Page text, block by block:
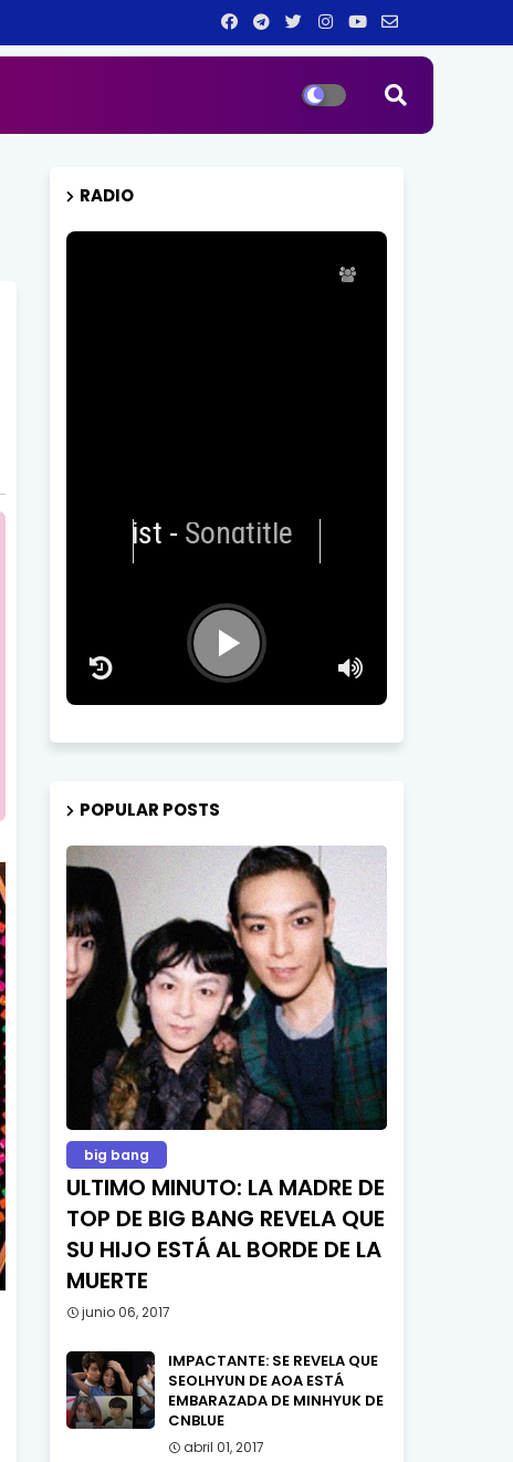
RADIO
Songtitle
POPULAR POSTS
big bang
ULTIMO MINUTO: LA MADRE DE
TOP DE BIG BANG REVELA QUE
SU HIJO ESTÁ AL BORDE DE LA
MUERTE
junio 06, 2017
IMPACTANTE: SE REVELA QUE
SEOLHYUN DE AOA ESTÁ
EMBARAZADA DE MINHYUK DE
CNBLUE
abril 01, 2017